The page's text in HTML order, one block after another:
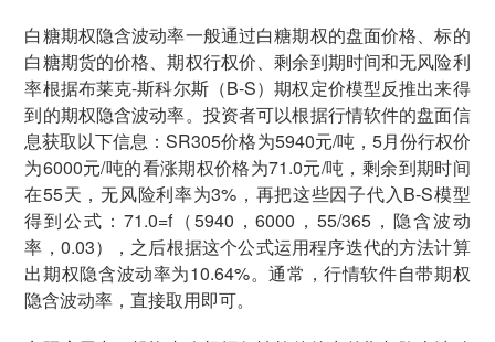
白糖期权隐含波动率一般通过白糖期权的盘面价格、标的
白糖期货的价格、期权行权价、剩余到期时间和无风险利
率根据布莱克-斯科尔斯（B-S）期权定价模型反推出来得
到的期权隐含波动率。投资者可以根据行情软件的盘面信
息获取以下信息：SR305价格为5940元/吨，5月份行权价
为6000元/吨的看涨期权价格为71.0元/吨，剩余到期时间
在55天，无风险利率为3%，再把这些因子代入B-S模型
得到公式：71.0=f（5940，6000，55/365，隐含波动
率，0.03），之后根据这个公式运用程序迭代的方法计算
出期权隐含波动率为10.64%。通常，行情软件自带期权
隐含波动率，直接取用即可。